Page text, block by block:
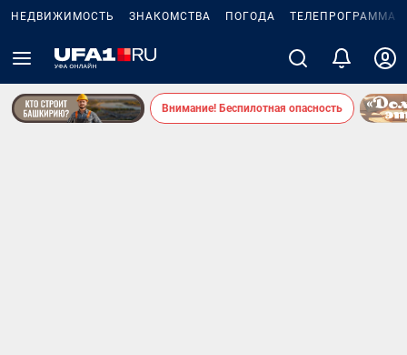
НЕДВИЖИМОСТЬ ЗНАКОМСТВА ПОГОДА ТЕЛЕПРОГРАММА
Внимание! Беспилотная опасность